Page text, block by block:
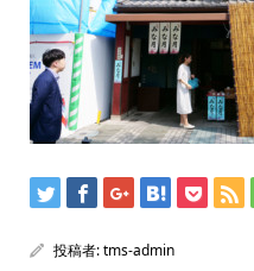
投稿者:tms-admin